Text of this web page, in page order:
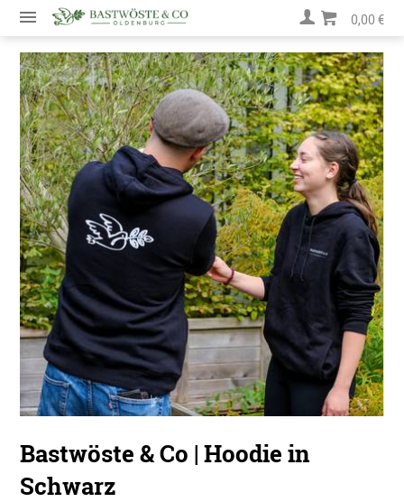
0,00 €
Bastwöste & Co | Hoodie in
Schwarz